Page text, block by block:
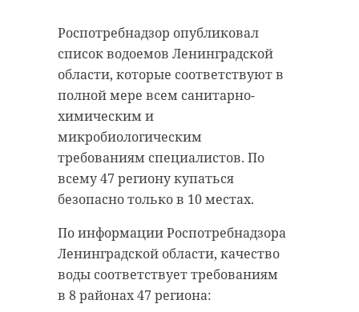
Роспотребнадзор опубликовал
список водоемов Ленинградской
области, которые соответствуют в
полной мере всем санитарно-
химическим и
микробиологическим
требованиям специалистов. По
всему 47 региону купаться
безопасно только в 10 местах.
По информации Роспотребнадзора
Ленинградской области, качество
воды соответствует требованиям
в 8 районах 47 региона:
об истории города
11 февраля 2020, 14:59
Подписывайтесь на нас в
чтобы историки-профессионалы
больше узнали о жизни Анны. В
этом году бельгийские архивы
рассекретят документы 100-
11 февраля 2020, 14:55
Подписывайтесь на нас в
Самой зрелищной частью стала
наступательных элементов
Красной Армии, рукопашный бой
и штурм укрепленных
сооружений.